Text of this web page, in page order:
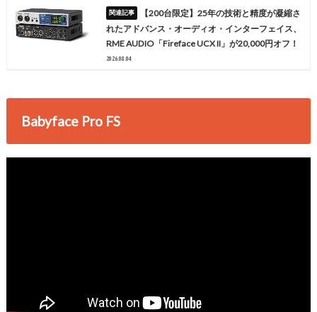
【200台限定】25年の技術と精度が凝縮さ
れたアドバンス・オーディオ・インターフェイス、
RME AUDIO「Fireface UCX II」が20,000円オフ！
2026.08.04
Babyface Pro FS